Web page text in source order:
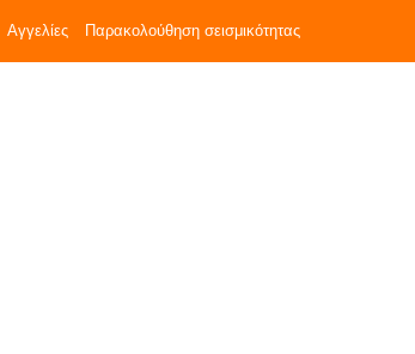
Αγγελίες Παρακολούθηση σεισμικότητας